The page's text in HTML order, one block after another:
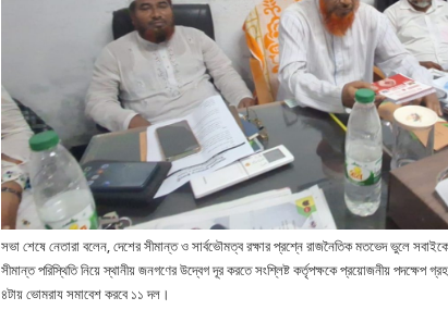
সভা শেষে নেতারা বলেন, দেশের সীমান্ত ও সার্বভৌমত্ব রক্ষার প্রশ্নে রাজনৈতিক মতভেদ ভুলে
সীমান্ত পরিস্থিতি নিয়ে স্থানীয় জনগণের উদ্বেগ দূর করতে সংশ্লিষ্ট কর্তৃপক্ষকে প্রয়োজনীয় পদক্ষেপ
৪টায় ভোমরায সমাবেশ করবে ১১ দল।